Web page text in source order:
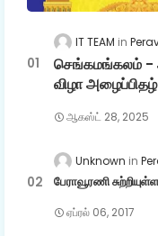
IT TEAM
செங்கமங்கலம் -
விழா அழைப்பிதழ்
ஆகஸ்ட் 28, 2025
Unknown
பேராவூரணி
ஏப்ரல் 06, 2017